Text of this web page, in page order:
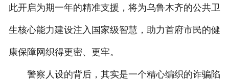
此开启为期一年的精准支援，将为乌鲁木齐的公共卫
生核心能力建设注入国家级智慧，助力首府市民的健
康保障网织得更密、更牢。
警察人设的背后，其实是一个精心编织的诈骗陷